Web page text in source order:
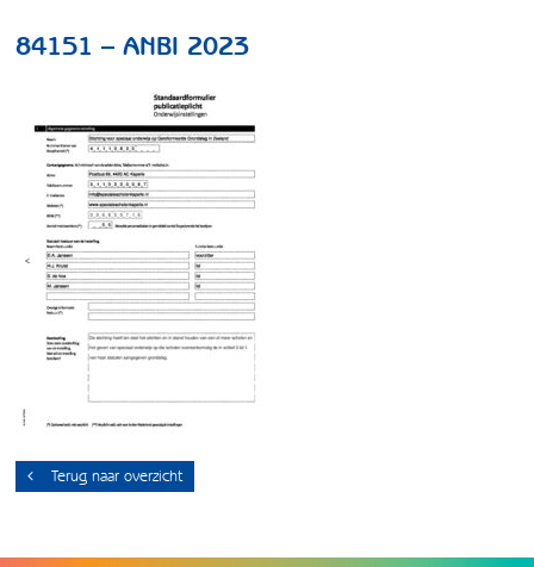
84151 – ANBI 2023
Terug naar overzicht